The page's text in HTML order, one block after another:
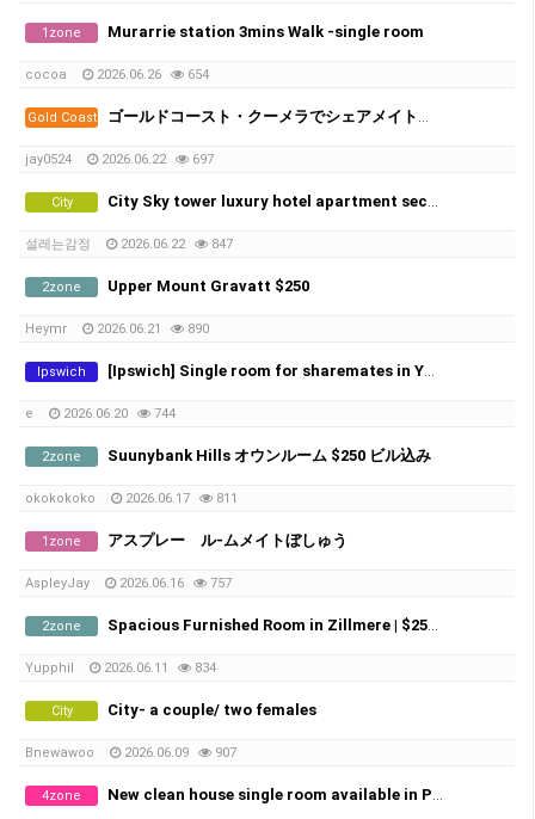
1zone Murarrie station 3mins Walk -single room
cocoa 2026.06.26 654
Gold Coast ゴールドコースト・クーメラでシェアメイト募集！
jay0524 2026.06.22 697
City City Sky tower luxury hotel apartment second room
설레는감정 2026.06.22 847
2zone Upper Mount Gravatt $250
Heymr 2026.06.21 890
Ipswich [Ipswich] Single room for sharemates in Yamanto – ​​Perfect for Farm Workers (Near Boonah)
e 2026.06.20 744
2zone Suunybank Hills オウンルーム $250 ビル込み
okokokoko 2026.06.17 811
1zone アスプレー ル-ムメイトぼしゅう
AspleyJay 2026.06.16 757
2zone Spacious Furnished Room in Zillmere | $250/week | Bills Included
Yupphil 2026.06.11 834
City City- a couple/ two females
Bnewawoo 2026.06.09 907
4zone New clean house single room available in Pallara